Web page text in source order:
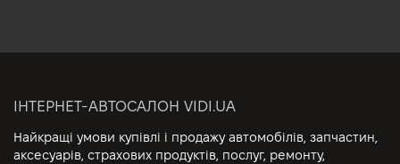
ІНТЕРНЕТ-АВТОСАЛОН VIDI.UA
Найкращі умови купівлі і продажу автомобілів, запчастин,
аксесуарів, страхових продуктів, послуг, ремонту,